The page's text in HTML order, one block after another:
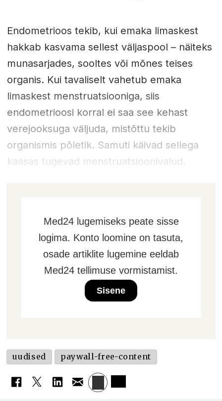
Endometrioos tekib, kui emaka limaskest
hakkab kasvama sellest väljaspool – näiteks
munasarjades, sooltes või mõnes teises
organis. Kui tavaliselt vahetub emaka
limaskest menstruatsiooniga, siis
endometrioosi korral ei saa see kehast
verejooksuga väljuda, mistõttu tekib
organismis põletik. Samuti käivad sellega
kaasas tugevad menstruatsioonivalud.
Med24 lugemiseks peate sisse
logima. Konto loomine on tasuta,
osade artiklite lugemine eeldab
Med24 tellimuse vormistamist.
Sisene
uudised paywall-free-content